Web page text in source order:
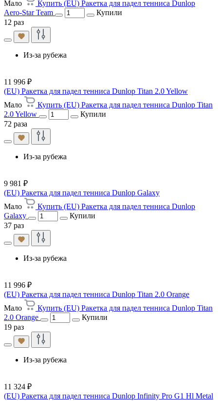
Мало
Купить (EU) Ракетка для падел тенниса Dunlop
Aero-Star Team
Купили
12 раз
Из-за рубежа
11 996 ₽
(EU) Ракетка для падел тенниса Dunlop Titan 2.0 Yellow
Мало
Купить (EU) Ракетка для падел тенниса Dunlop Titan
2.0 Yellow
Купили
72 раза
Из-за рубежа
9 981 ₽
(EU) Ракетка для падел тенниса Dunlop Galaxy
Мало
Купить (EU) Ракетка для падел тенниса Dunlop
Galaxy
Купили
37 раз
Из-за рубежа
11 996 ₽
(EU) Ракетка для падел тенниса Dunlop Titan 2.0 Orange
Мало
Купить (EU) Ракетка для падел тенниса Dunlop Titan
2.0 Orange
Купили
19 раз
Из-за рубежа
11 324 ₽
(EU) Ракетка для падел тенниса Dunlop Infinity Pro G1 Hl Metal